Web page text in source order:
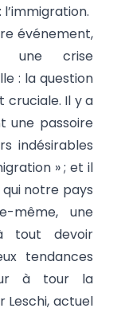
événement,
une crise
: la question
cruciale. Il y a
une passoire
indésirables
» ; et il
notre pays
même, une
tout devoir
tendances
à tour la
Leschi, actuel